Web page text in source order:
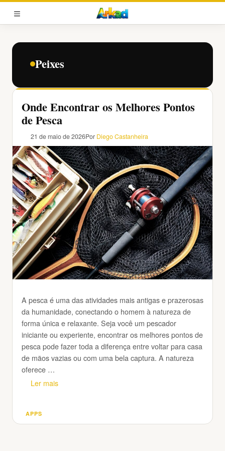
Pular
para
conteúdo
MENU
Peixes
Onde Encontrar os Melhores Pontos
de Pesca
21 de maio de 2026Por Diego Castanheira
A pesca é uma das atividades mais antigas e prazerosas
da humanidade, conectando o homem à natureza de
forma única e relaxante. Seja você um pescador
iniciante ou experiente, encontrar os melhores pontos de
pesca pode fazer toda a diferença entre voltar para casa
de mãos vazias ou com uma bela captura. A natureza
oferece …
Ler mais
Categorias
APPS